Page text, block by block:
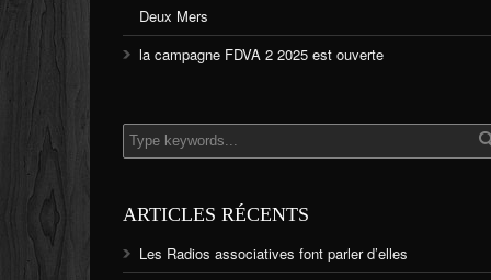
Deux Mers
la campagne FDVA 2 2025 est ouverte
ARTICLES RÉCENTS
Les Radios associatives font parler d’elles